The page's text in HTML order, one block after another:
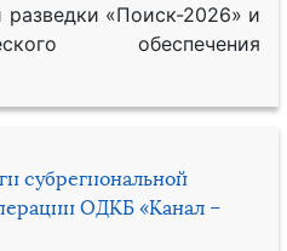
«Поиск-2026» и
обеспечения
субрегиональной
ОДКБ «Канал –